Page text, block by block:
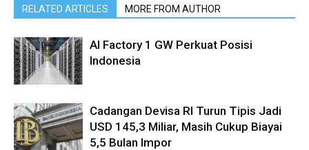
RELATED ARTICLES MORE FROM AUTHOR
AI Factory 1 GW Perkuat Posisi
Indonesia
Cadangan Devisa RI Turun Tipis Jadi
USD 145,3 Miliar, Masih Cukup Biayai
5,5 Bulan Impor